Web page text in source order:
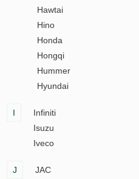
Hawtai
Hino
Honda
Hongqi
Hummer
Hyundai
I
Infiniti
Isuzu
Iveco
J
JAC